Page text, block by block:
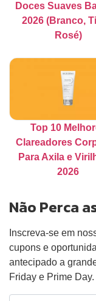
Doces Suaves
2026 (Branco,
Rosé)
Top 10
Clareadores
Para Axila e
2026
Não Perca
Inscreva-se em
cupons e
antecipado a
Friday e Prime Day.